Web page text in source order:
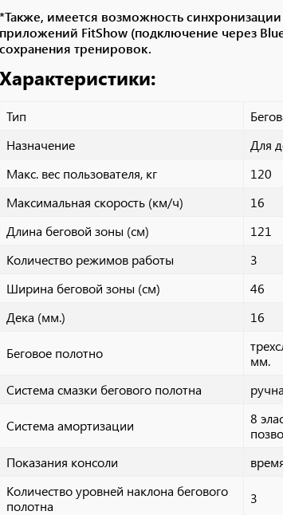
*Также, имеется возможность
приложений FitShow (подключение через
сохранения тренировок.
Характеристики:
Тип
Назначение
Для
Макс. вес пользователя, кг
120
Максимальная скорость (км/ч)
16
Длина беговой зоны (см)
121
Количество режимов работы
3
Ширина беговой зоны (см)
46
Дека (мм.)
16
Беговое полотно
мм.
Система смазки бегового полотна
Система амортизации
8
Показания консоли
Количество уровней наклона бегового
полотна
3